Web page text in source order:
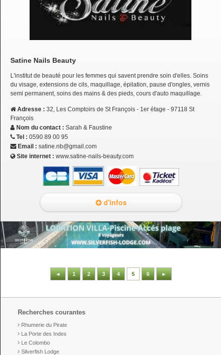
Satine Nails Beauty
L'institut de beauté pour les femmes qui savent prendre soin d'elles. Soins
du visage, extensions de cils, maquillage, épilation, pause d'ongles, vernis
semi permanent, soins des mains & des pieds, cours d'auto maquillage.
Adresse : 32, Les Comptoirs de St François - 1er étage - 97118 St
François
Nom du contact : Sarah & Faustine
Tel : 0590 89 00 95
Email : satine.nb@gmail.com
Site internet : www.satine-nails-beauty.com
d'infos
◄ 1 2 3 4 5 6 ►
Recherches courantes
Rhumerie du Pirate
La Porte des Indes
Le Colombo
Silverfish Lodge